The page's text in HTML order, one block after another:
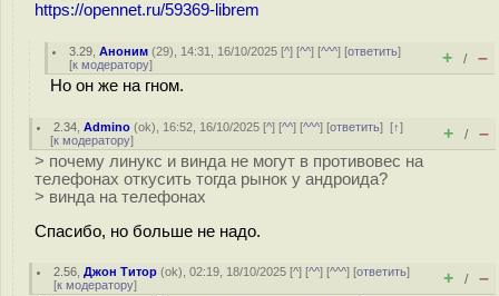
https://opennet.ru/59369-librem
3.29 ,Аноним (29), 14:31, 16/10/2025 [^] [^^] [^^^] [ответить]
[к модератору] + / –
Но он же на гном.
2.34 ,Admino (ok), 16:52, 16/10/2025 [^] [^^] [^^^] [ответить][↑]
[к модератору] + / –
> почему линукс и винда не могут в противовес на
телефонах откусить тогда рынок у андроида?
> винда на телефонах
Спасибо, но больше не надо.
2.56 ,Джон Титор (ok), 02:19, 18/10/2025 [^] [^^] [^^^] [ответить]
[к модератору] + / –